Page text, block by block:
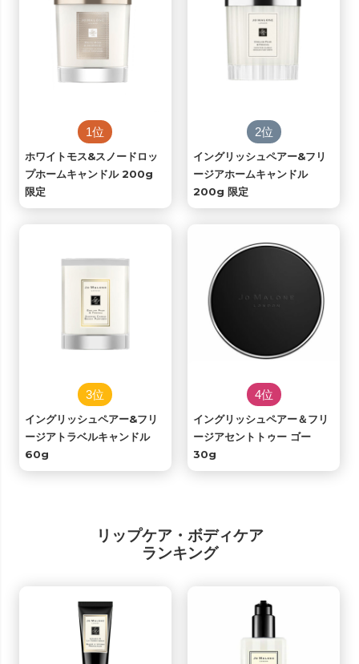
1位
ホワイトモス&スノードロッ
プホームキャンドル 200g
限定
2位
イングリッシュペアー&フリ
ージアホームキャンドル
200g 限定
3位
イングリッシュペアー&フリ
ージアトラベルキャンドル
60g
4位
イングリッシュペアー＆フリ
ージアセントトゥー ゴー
30g
リップケア・ボディケア
ランキング